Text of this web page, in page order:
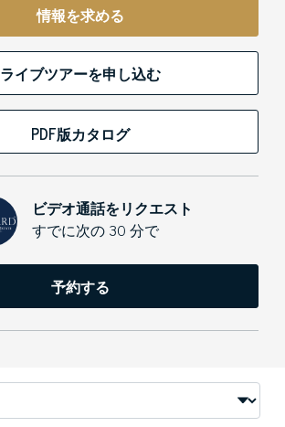
情報を求める
ライブツアーを申し込む
PDF版カタログ
ビデオ通話をリクエスト
すでに次の 30 分で
予約する